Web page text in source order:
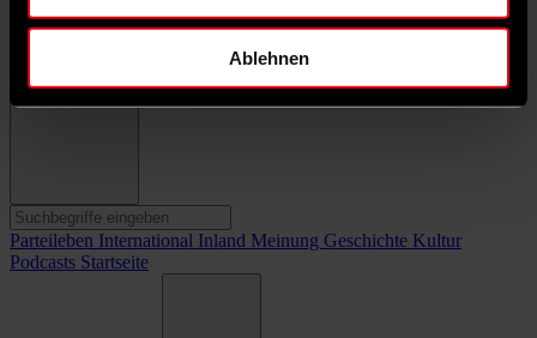
Ablehnen
Parteileben International Inland Meinung Geschichte Kultur
Podcasts Startseite